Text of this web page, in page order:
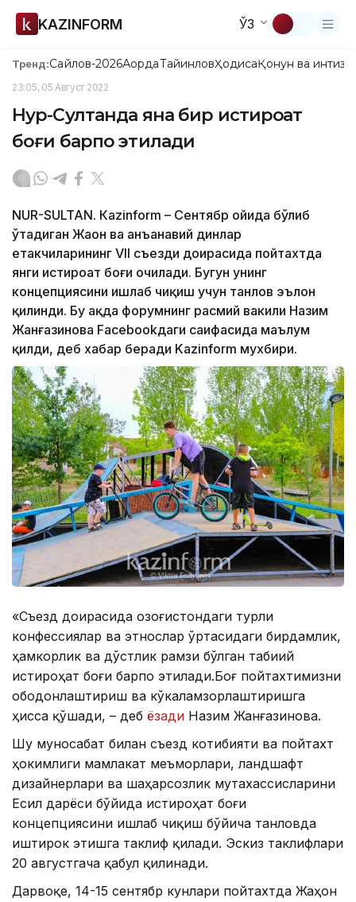
KAZINFORM ЎЗ
Тренд:Сайлов-2026АқордаТайинловҲодисаҚонун ва
23:05, 05 Август 2022
Нур-Султанда яна бир истироҳат
боғи барпо этилади
NUR-SULTAN. Кazinform – Сентябр ойида бўлиб
ўтадиган Жаҳон ва анъанавий динлар
етакчиларининг VII съезди доирасида пойтахтда
янги истироҳат боғи очилади. Бугун унинг
концепциясини ишлаб чиқиш учун танлов эълон
қилинди. Бу ҳақда форумнинг расмий вакили Назим
Жанғазинова Facebookдаги саҳифасида маълум
қилди, деб хабар беради Kazinform мухбири.
«Съезд доирасида Қозоғистондаги турли
конфессиялар ва этнослар ўртасидаги бирдамлик,
ҳамкорлик ва дўстлик рамзи бўлган табиий
истироҳат боғи барпо этилади.Боғ пойтахтимизни
ободонлаштириш ва кўкаламзорлаштиришга
ҳисса қўшади, – деб ёзади Назим Жанғазинова.
Шу муносабат билан съезд котибияти ва пойтахт
ҳокимлиги мамлакат меъморлари, ландшафт
дизайнерлари ва шаҳарсозлик мутахассисларини
Есил дарёси бўйида истироҳат боғи
концепциясини ишлаб чиқиш бўйича танловда
иштирок этишга таклиф қилади. Эскиз таклифлари
20 августгача қабул қилинади.
Дарвоқе, 14-15 сентябр кунлари пойтахтда Жаҳон